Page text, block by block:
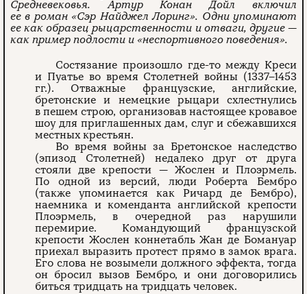
Средневековья. Артур Конан Дойл включил
ее в роман «Сэр Найджел Лоринг». Одни упоминают
ее как образец рыцарственности и отваги, другие —
как пример подлости и «неспортивного поведения».
Состязание произошло где-то между Креси
и Пуатье во время Столетней войны (1337–1453
гг.). Отважные французские, английские,
бретонские и немецкие рыцари схлестнулись
в пешем строю, организовав настоящее кровавое
шоу для приглашенных дам, слуг и сбежавшихся
местных крестьян.
Во время войны за Бретонское наследство
(эпизод Столетней) недалеко друг от друга
стояли две крепости — Жослен и Плоэрмель.
По одной из версий, люди Роберта Бембро
(также упоминается как Ричард де Бембро),
наемника и коменданта английской крепости
Плоэрмель, в очередной раз нарушили
перемирие. Командующий французской
крепости Жослен коннетабль Жан де Бомануар
приехал выразить протест прямо в замок врага.
Его слова не возымели должного эффекта, тогда
он бросил вызов Бембро, и они договорились
биться тридцать на тридцать человек.